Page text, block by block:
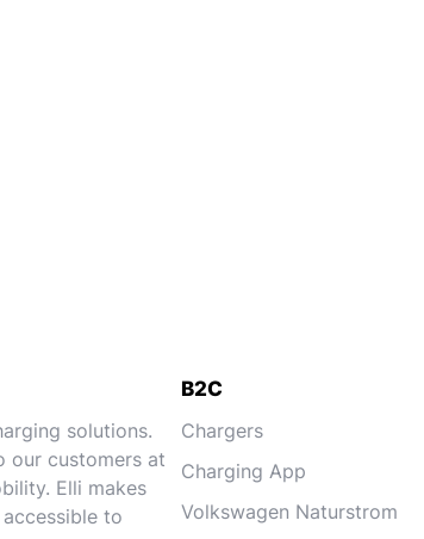
solutions.
our customers at
Elli makes
to
B2C
Chargers
Charging App
Volkswagen Naturstrom